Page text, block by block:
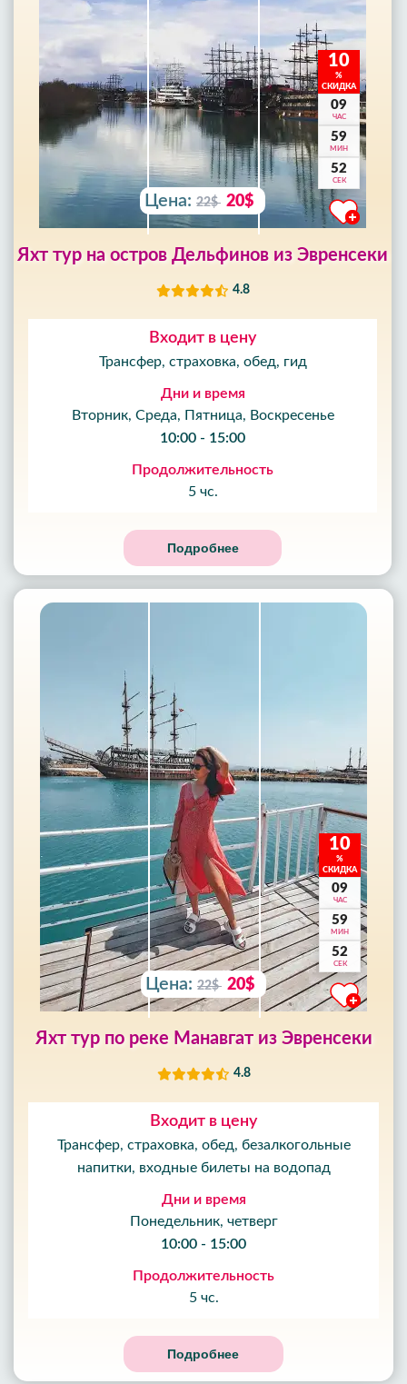
10
%
СКИДКА
09
ЧАС
59
МИН
50
СЕК
Цена: 22$ 20$
Яхт тур на остров Дельфинов из Эвренсеки
4.8
Входит в цену
Трансфер, страховка, обед, гид
Дни и время
Вторник, Среда, Пятница, Воскресенье
10:00 - 15:00
Продолжительность
5 чс.
Подробнее
10
%
СКИДКА
09
ЧАС
59
МИН
50
СЕК
Цена: 22$ 20$
Яхт тур по реке Манавгат из Эвренсеки
4.8
Входит в цену
Трансфер, страховка, обед, безалкогольные
напитки, входные билеты на водопад
Дни и время
Понедельник, четверг
10:00 - 15:00
Продолжительность
5 чс.
Подробнее